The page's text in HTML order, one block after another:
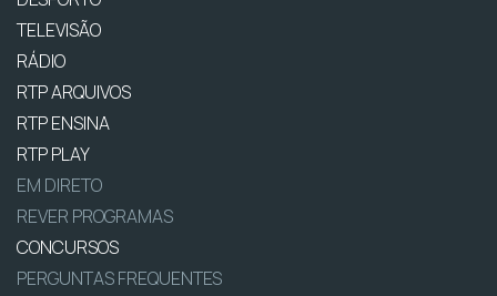
TELEVISÃO
RÁDIO
RTP ARQUIVOS
RTP ENSINA
RTP PLAY
EM DIRETO
REVER PROGRAMAS
CONCURSOS
PERGUNTAS FREQUENTES